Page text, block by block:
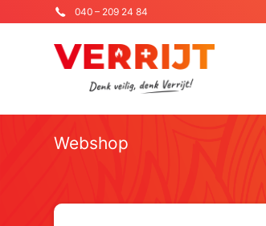
040 – 209 24 84
Webshop